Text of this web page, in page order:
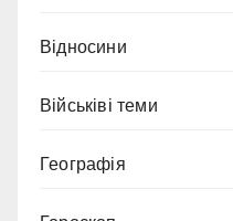
Відносини
Військіві теми
Географія